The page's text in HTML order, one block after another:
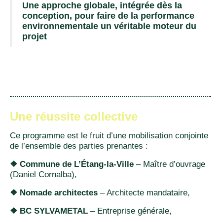
Une approche globale, intégrée dès la
conception, pour faire de la performance
environnementale un véritable moteur du
projet
Une réussite collective
Ce programme est le fruit d’une mobilisation conjointe
de l’ensemble des parties prenantes :
❖ Commune de L’Étang-la-Ville – Maître d’ouvrage
(Daniel Cornalba),
❖ Nomade architectes – Architecte mandataire,
❖ BC SYLVAMETAL – Entreprise générale,